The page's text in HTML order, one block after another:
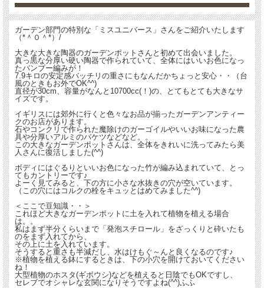
ガーデン部門の特別な「ミスユニバース」さんをご紹介いたします
（*＾０＾*）/
大きな大きな陶器のガーデンポットさんと初めて出会いました。
真っ黒な分厚い硬い陶器で作られていて、全体にはいいお色になっ
たバンブー編みが！
7.9キロの安定感バッチリの重さにもなんだかちょっと安心・・（台
風のときもお外でOK^^)
直径が30cm、容量がなんと10700cc(！)の、とてもとても大きなサ
イズです。
イギリスには郊外に行くと色々なお品が揃ったガーデンアンティー
クのお店があります。
石やコンクリで作られた魔除けのガーゴイルやいいお味になった農
具や分厚いアルミのバケツなどなど。。
この大きなガーデンポットさんは、全体をきれいに洗ってみたら美
人さんに復活しました(^^)
ボディにはぐるりといいお色になった竹が編み込まれていて、とっ
てもカントリーです♪
よーく見てみると、下の方に小さな水抜きの穴が空いています。
（この穴にはコルクの栓をキュッとはめてみました^^)
＜ここで豆知識・・＞
これほど大きなガーデンポットに土を入れて植物を植える場合
は。。
私はまず半分くらいまで「発泡スチロール」をざっくりと砕いたも
のをまず入れてから、
その上に土を入れています。
そうすると重さも半減だし、水はけもぐ～んと良くなるのです♪
※植物を植える鉢にするときは、下の小穴を開けておいてください
ね！
大型植物のホスタ(ギボウシ)などを植えると日陰でもOKですし、
セレブでオシャレな玄関になりそうですよね(^^)ふふ